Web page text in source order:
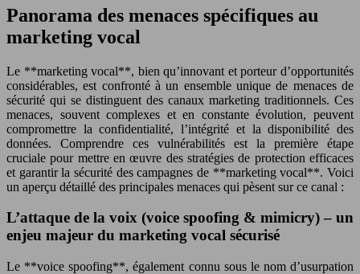
Panorama des menaces spécifiques au
marketing vocal
Le **marketing vocal**, bien qu’innovant et porteur d’opportunités
considérables, est confronté à un ensemble unique de menaces de
sécurité qui se distinguent des canaux marketing traditionnels. Ces
menaces, souvent complexes et en constante évolution, peuvent
compromettre la confidentialité, l’intégrité et la disponibilité des
données. Comprendre ces vulnérabilités est la première étape
cruciale pour mettre en œuvre des stratégies de protection efficaces
et garantir la sécurité des campagnes de **marketing vocal**. Voici
un aperçu détaillé des principales menaces qui pèsent sur ce canal :
L’attaque de la voix (voice spoofing & mimicry) – un
enjeu majeur du marketing vocal sécurisé
Le **voice spoofing**, également connu sous le nom d’usurpation